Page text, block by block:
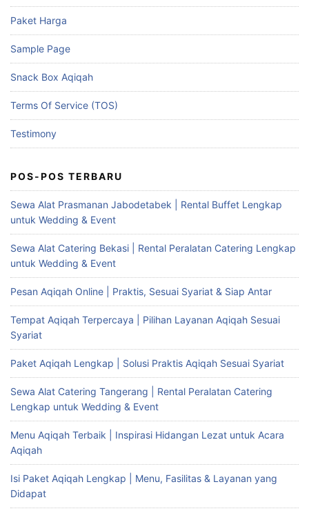
Paket Harga
Sample Page
Snack Box Aqiqah
Terms Of Service (TOS)
Testimony
POS-POS TERBARU
Sewa Alat Prasmanan Jabodetabek | Rental Buffet Lengkap
untuk Wedding & Event
Sewa Alat Catering Bekasi | Rental Peralatan Catering Lengkap
untuk Wedding & Event
Pesan Aqiqah Online | Praktis, Sesuai Syariat & Siap Antar
Tempat Aqiqah Terpercaya | Pilihan Layanan Aqiqah Sesuai
Syariat
Paket Aqiqah Lengkap | Solusi Praktis Aqiqah Sesuai Syariat
Sewa Alat Catering Tangerang | Rental Peralatan Catering
Lengkap untuk Wedding & Event
Menu Aqiqah Terbaik | Inspirasi Hidangan Lezat untuk Acara
Aqiqah
Isi Paket Aqiqah Lengkap | Menu, Fasilitas & Layanan yang
Didapat